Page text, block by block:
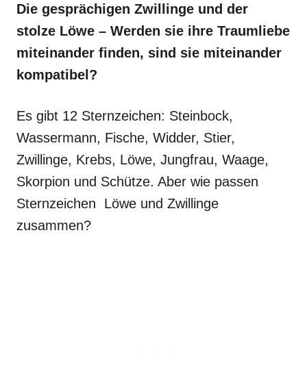
Die gesprächigen Zwillinge und der
stolze Löwe – Werden sie ihre Traumliebe
miteinander finden, sind sie miteinander
kompatibel?
Es gibt 12 Sternzeichen: Steinbock,
Wassermann, Fische, Widder, Stier,
Zwillinge, Krebs, Löwe, Jungfrau, Waage,
Skorpion und Schütze. Aber wie passen
Sternzeichen Löwe und Zwillinge
zusammen?